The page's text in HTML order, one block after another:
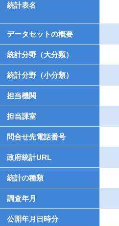
統計表名
データセットの概要
統計分野（大分類）
統計分野（小分類）
担当機関
担当課室
問合せ先電話番号
政府統計URL
統計の種類
調査年月
公開年月日時分